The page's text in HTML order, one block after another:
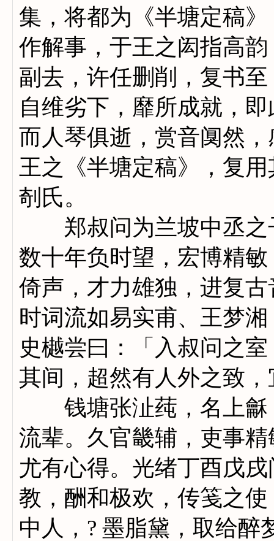
集，将都为《半塘定稿
作解事，于王之闳指高
副去，许任删削，复书
自维劣下，靡所成就，
而人琴俱逝，赏音阒然
王之《半塘定稿》，复
剞氏。
郑叔问为兰坡中丞之
数十年负时望，宏博精
倚声，才力雄独，进复
时词流如易实甫、王梦
史樾尝曰：「入叔问之
其间，超然有人外之致
钱塘张沚莼，名上龢
流辈。久官畿辅，吏事
尤有心得。光绪丁酉戊
教，酬和极欢，传笺之
中人，? 墨脂黛，取给醉